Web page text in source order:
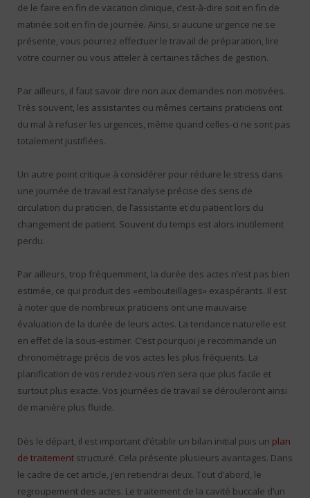
de le faire en fin de vacation clinique, c’est-à-dire soit en fin de
matinée soit en fin de journée. Ainsi, si aucune urgence ne se
présente, vous pourrez effectuer le travail de préparation, lire
votre courrier ou vous atteler à certaines tâches de gestion.
Par ailleurs, il faut savoir dire non aux demandes non motivées.
Très souvent, les assistantes ou mêmes certains praticiens ont
du mal à refuser les urgences, même quand celles-ci ne sont pas
totalement justifiées.
Un autre point critique à considérer pour réduire le stress dans
une journée de travail est l’analyse précise des sens de
circulation du praticien, de l’assistante et du patient lors du
changement de patient. Souvent du temps est alors inutilement
perdu.
Par ailleurs, trop fréquemment, la durée des actes n’est pas bien
estimée, ce qui produit des «embouteillages» exaspérants. Il est
à noter que de nombreux praticiens ont une mauvaise
évaluation de la durée de leurs actes. La tendance naturelle est
en effet de la sous-estimer. C’est pourquoi je recommande un
chronométrage précis de vos actes les plus fréquents. La
planification de vos rendez-vous n’en sera que plus facile et
surtout plus exacte. Vos journées de travail se dérouleront ainsi
de manière plus fluide.
Dès le départ, il est important d’établir un bilan initial puis un plan
de traitement structuré. Cela présente plusieurs avantages. Dans
le cadre de cet article, j’en retiendrai deux. Tout d’abord, le
regroupement des actes. Le traitement de la cavité buccale d’un